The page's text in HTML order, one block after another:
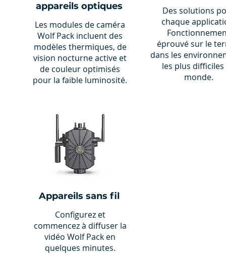
appareils optiques
Les modules de caméra
Wolf Pack incluent des
modèles thermiques, de
vision nocturne active et
de couleur optimisés
pour la faible luminosité.
Appareils sans fil
Configurez et
commencez à diffuser la
vidéo Wolf Pack en
quelques minutes.
Des solutions
chaque
éprouvé sur le
dans les
les plus difficiles
monde.